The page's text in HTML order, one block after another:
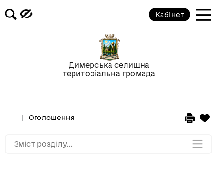
Димерська селищна
територіальна громада
Кабінет
Оголошення
Зміст розділу...